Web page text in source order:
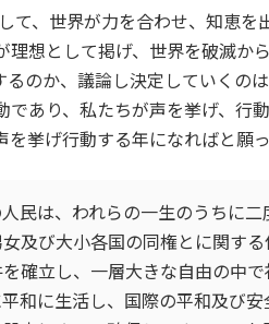
て、世界が力を合わせ、知恵
想として掲げ、世界を破滅
のか、議論し決定していく
であり、私たちが声を挙げ、行
挙げ行動する年になればと願っ
人民は、われらの一生のうちに
及び大小各国の同権とに関す
確立し、一層大きな自由の中
和に生活し、国際の平和及び